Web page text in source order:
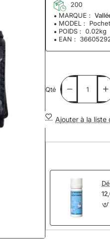
200
MARQUE :
MODEL :
POIDS : 0.02kg
EAN :
Qté
Ajouter à la liste